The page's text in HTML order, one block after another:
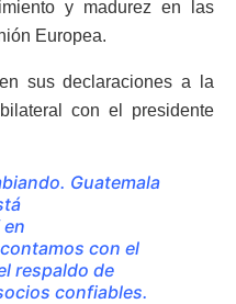
y madurez en las
Europea.
sus declaraciones a la
con el presidente
Guatemala
con el
respaldo de
confiables.